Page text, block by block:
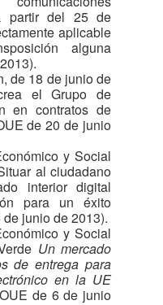
partir del 25 de
aplicable
alguna
de 18 de junio de
el Grupo de
en contratos de
de 20 de junio
y Social
al ciudadano
interior digital
para un éxito
junio de 2013).
y Social
Un mercado
de entrega para
en la UE
de 6 de junio